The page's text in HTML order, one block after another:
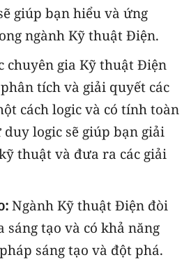
giúp bạn hiểu và ứng
ngành Kỹ thuật Điện.
chuyên gia Kỹ thuật Điện
tích và giải quyết các
cách logic và có tính toàn
logic sẽ giúp bạn giải
thuật và đưa ra các giải
Ngành Kỹ thuật Điện đòi
sáng tạo và có khả năng
sáng tạo và đột phá.